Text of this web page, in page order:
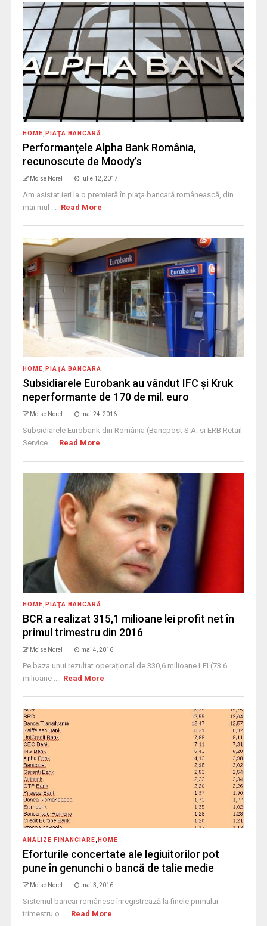
HOME PIAŢA BANCARĂ
Performanţele Alpha Bank România,
recunoscute de Moody’s
Moise Norel iulie 12, 2017
Am asistat ieri la o premieră în piaţa bancară românească, din
mai mul ... Read More
HOME PIAŢA BANCARĂ
Subsidiarele Eurobank au vândut IFC şi Kruk
neperformante de 170 de mil. euro
Moise Norel mai 24, 2016
Subsidiarele Eurobank din România (Bancpost S.A. si ERB Retail
Service ... Read More
HOME PIAŢA BANCARĂ
BCR a realizat 315,1 milioane lei profit net în
primul trimestru din 2016
Moise Norel mai 4, 2016
Pe baza unui rezultat operațional de 330,6 milioane LEI (73.6
milioane ... Read More
ANALIZE FINANCIARE HOME
Eforturile concertate ale legiuitorilor pot
pune în genunchi o bancă de talie medie
Moise Norel mai 3, 2016
Sistemul bancar românesc înregistrează la finele primului
trimestru o ... Read More